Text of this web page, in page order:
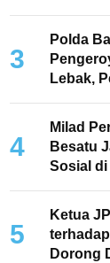
3
Polda
Lebak,
4
Milad
Besatu
Sosial
5
Ketua
Dorong